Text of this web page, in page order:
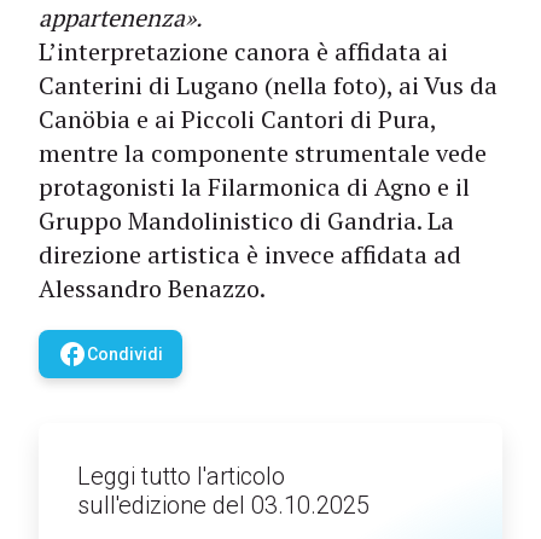
appartenenza».
L’interpretazione canora è affidata ai
Canterini di Lugano (nella foto), ai Vus da
Canöbia e ai Piccoli Cantori di Pura,
mentre la componente strumentale vede
protagonisti la Filarmonica di Agno e il
Gruppo Mandolinistico di Gandria. La
direzione artistica è invece affidata ad
Alessandro Benazzo.
facebookCondividi
Leggi tutto l'articolo
sull'edizione del 03.10.2025